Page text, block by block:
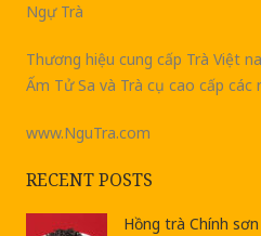
Ngự Trà
Thương hiệu cung cấp Trà Việt
Ấm Tử Sa và Trà cụ cao cấp các
www.NguTra.com
RECENT POSTS
Hồng trà Chính